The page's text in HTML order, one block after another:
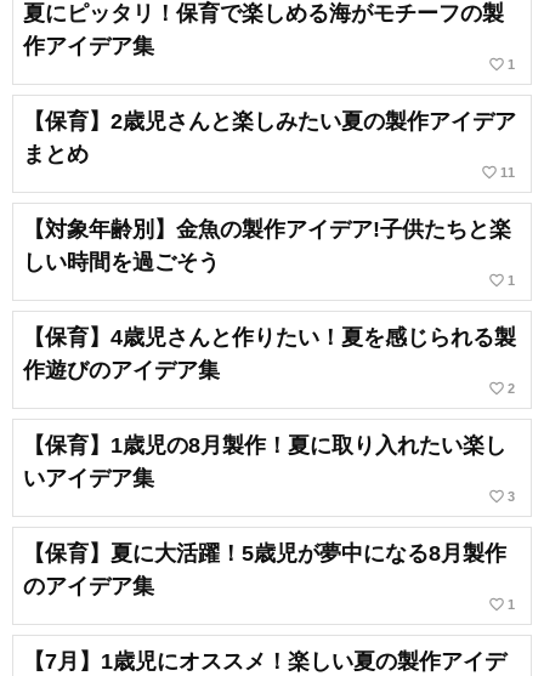
夏にピッタリ！保育で楽しめる海がモチーフの製
作アイデア集
favorite_border 1
【保育】2歳児さんと楽しみたい夏の製作アイデア
まとめ
favorite_border 11
【対象年齢別】金魚の製作アイデア!子供たちと楽
しい時間を過ごそう
favorite_border 1
【保育】4歳児さんと作りたい！夏を感じられる製
作遊びのアイデア集
favorite_border 2
【保育】1歳児の8月製作！夏に取り入れたい楽し
いアイデア集
favorite_border 3
【保育】夏に大活躍！5歳児が夢中になる8月製作
のアイデア集
favorite_border 1
【7月】1歳児にオススメ！楽しい夏の製作アイデ